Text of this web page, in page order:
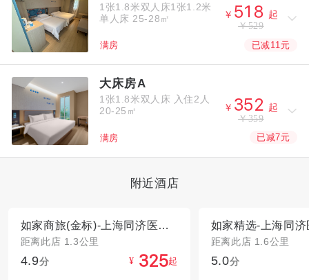
1张1.8米双人床1张1.2米
单人床 25-28㎡ ￥  
起
￥529
满房 已减11元
大床房A
1张1.8米双人床 入住2人
20-25㎡
￥  
起
￥359
满房 已减7元
附近酒店
如家商旅(金标)-上海同济医院新村路地铁站店
距离此店 1.3公里
4.9分 ¥ 起
距离此店 1.6公里
5.0分